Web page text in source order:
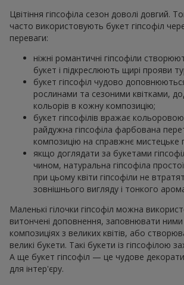
Цвітіння гіпсофіла сезон доволі довгий.
часто використовують букет гіпсофіл
переваги:
ніжні романтичні гіпсофіли
букет і підкреслюють щирі прояви
букет гіпсофіл чудово
рослинами та сезоними квітками,
кольорів в кожну композицію;
букет гіпсофілів вражає
райдужна гіпсофіла фарбована
композицію на справжнє мистецьке
якщо доглядати за букетами
чином, натуральна гіпсофіла
при цьому квіти гіпсофіли не
зовнішнього вигляду і тонкого
Маленькі гілочки гіпсофіл можна
витончені доповнення, заповнювати
композиціях з великих квітів, або
великі букети. Такі букети із гіпсофілою
А ще букет гіпсофіл — це чудове
для інтер'єру.